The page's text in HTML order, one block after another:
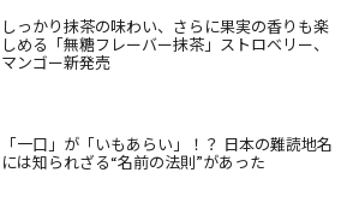
しっかり抹茶の味わい、さらに果実の香りも楽
しめる「無糖フレーバー抹茶」ストロベリー、
マンゴー新発売
「一口」が「いもあらい」！？ 日本の難読地名
には知られざる“名前の法則”があった